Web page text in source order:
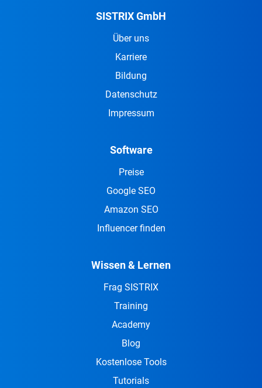
SISTRIX GmbH
Über uns
Karriere
Bildung
Datenschutz
Impressum
Software
Preise
Google SEO
Amazon SEO
Influencer finden
Wissen & Lernen
Frag SISTRIX
Training
Academy
Blog
Kostenlose Tools
Tutorials